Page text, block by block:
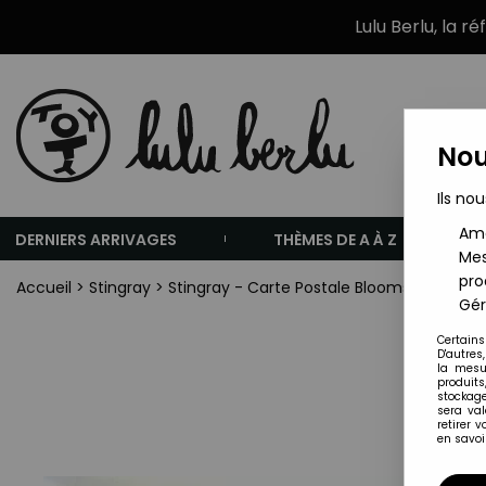
Lulu Berlu, la
DERNIERS ARRIVAGES THÈMES DE A À Z
Accueil > Stingray > Stingray - Carte Postale Bloomsberry
Ils
la
sera
retirer
en